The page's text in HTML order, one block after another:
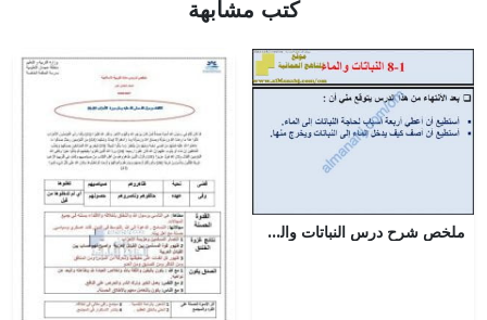
كتب مشابهة
ملخص شرح درس النباتات والماء مع حل الأنشطة (علوم) الثامن